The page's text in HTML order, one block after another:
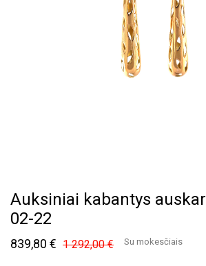
Auksiniai kabantys
02-22
839,80 € 1 292,00 € Su mokesčiais